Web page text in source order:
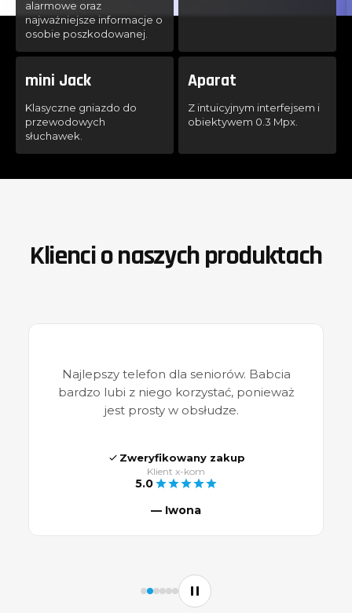
alarmowe oraz
najważniejsze informacje o
osobie poszkodowanej.
mini Jack
Klasyczne gniazdo do
przewodowych
słuchawek.
Aparat
Z intuicyjnym interfejsem i
obiektywem 0.3 Mpx.
Klienci o naszych produktach
Najlepszy telefon dla seniorów. Babcia
bardzo lubi z niego korzystać, ponieważ
jest prosty w obsłudze.
Zweryfikowany zakup
Klient x-kom
5.0
— Iwona